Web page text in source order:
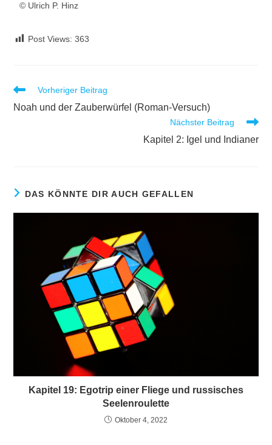
© Ulrich P. Hinz
Post Views: 363
Vorheriger Beitrag
Noah und der Zauberwürfel (Roman-Versuch)
Nächster Beitrag
Kapitel 2: Igel und Indianer
DAS KÖNNTE DIR AUCH GEFALLEN
Kapitel 19: Egotrip einer Fliege und russisches
Seelenroulette
Oktober 4, 2022